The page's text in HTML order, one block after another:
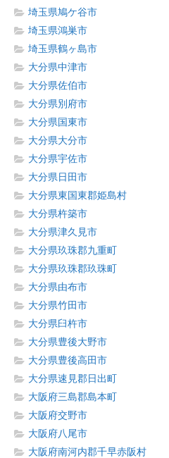
埼玉県鳩ケ谷市
埼玉県鴻巣市
埼玉県鶴ヶ島市
大分県中津市
大分県佐伯市
大分県別府市
大分県国東市
大分県大分市
大分県宇佐市
大分県日田市
大分県東国東郡姫島村
大分県杵築市
大分県津久見市
大分県玖珠郡九重町
大分県玖珠郡玖珠町
大分県由布市
大分県竹田市
大分県臼杵市
大分県豊後大野市
大分県豊後高田市
大分県速見郡日出町
大阪府三島郡島本町
大阪府交野市
大阪府八尾市
大阪府南河内郡千早赤阪村